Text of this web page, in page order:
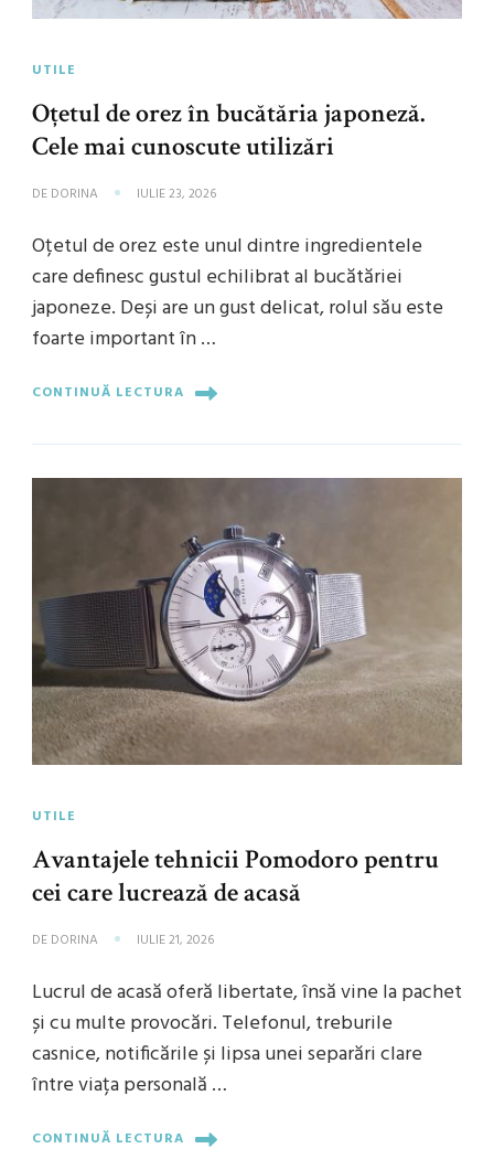
UTILE
Oțetul de orez în bucătăria japoneză.
Cele mai cunoscute utilizări
DE DORINA IULIE 23, 2026
Oțetul de orez este unul dintre ingredientele
care definesc gustul echilibrat al bucătăriei
japoneze. Deși are un gust delicat, rolul său este
foarte important în …
CONTINUĂ LECTURA
UTILE
Avantajele tehnicii Pomodoro pentru
cei care lucrează de acasă
DE DORINA IULIE 21, 2026
Lucrul de acasă oferă libertate, însă vine la pachet
și cu multe provocări. Telefonul, treburile
casnice, notificările și lipsa unei separări clare
între viața personală …
CONTINUĂ LECTURA